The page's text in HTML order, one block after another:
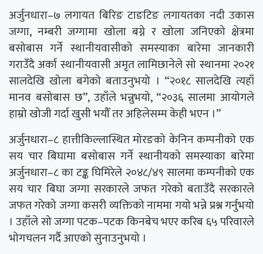
अर्जुनधारा–७ लगायत बिरिङ टाङटिङ लगायतका नदी उकास
जग्गा, नम्बरी जग्गामा खोला बग्ने र खोला जनिएको क्षेत्रमा
बसोबास गर्ने स्थानीयवासीको समस्याका बारेमा जानकारी
गराउँदै अर्का स्थानीयवासी अमृत लामिछानेले सो स्थानमा २०२१
सालदेखि खोला बगेको बताउनुभयो । “२०१८ सालदेखि त्यहाँ
मानव बसोबास छ”, उहाँले भन्नुभयो, “२०३६ सालमा आयोगले
हाम्रो खोजी गर्दा खुसी भयौँ तर अहिलेसम्म केही भएन ।”
अर्जुनधारा–८ हात्तीकिल्लास्थित मोरङको केनिन कम्पनीको एक
सय चार बिघामा बसोबास गर्ने स्थानीयको समस्याका बारेमा
अर्जुनधारा–८ का टङ्क घिमिरेले २०४८/४९ सालमा कम्पनीको एक
सय चार बिघा जग्गा सरकारले जफत गरेको बताउँदै सरकारले
जफत गरेको जग्गा कसरी व्यक्तिको नाममा गयो भन्ने प्रश्न गर्नुभयो
। उहाँले सो जग्गा पटक–पटक किनबेच भएर करिब ६५ परिवारले
भोगचलन गर्दै आएको सुनाउनुभयो ।